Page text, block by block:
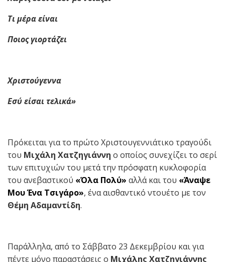
Τι μέρα είναι
Ποιος γιορτάζει
Χριστούγεννα
Εσύ είσαι τελικά»
Πρόκειται για το πρώτο Χριστουγεννιάτικο τραγούδι
του Μιχάλη Χατζηγιάννη ο οποίος συνεχίζει το σερί
των επιτυχιών του μετά την πρόσφατη κυκλοφορία
του ανεβαστικού «Όλα Πολύ» αλλά και του «Άναψε
Μου Ένα Τσιγάρο», ένα αισθαντικό ντουέτο με τον
Θέμη Αδαμαντίδη.
Παράλληλα, από το Σάββατο 23 Δεκεμβρίου και για
πέντε μόνο παραστάσεις ο Μιχάλης Χατζηγιάννης